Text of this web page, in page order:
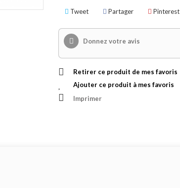
Tweet Partager Pinterest
Donnez votre avis
Retirer ce produit de mes favoris
Ajouter ce produit à mes favoris
Imprimer